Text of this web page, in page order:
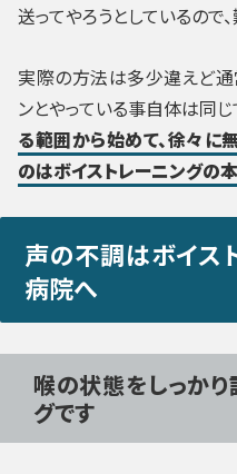
送ってやろうとしているので
実際の方法は多少違えど通
ンとやっている事自体は同じ
る範囲から始めて、徐々に
のはボイストレーニングの
声の不調はボイス
病院へ
喉の状態をしっか
グです